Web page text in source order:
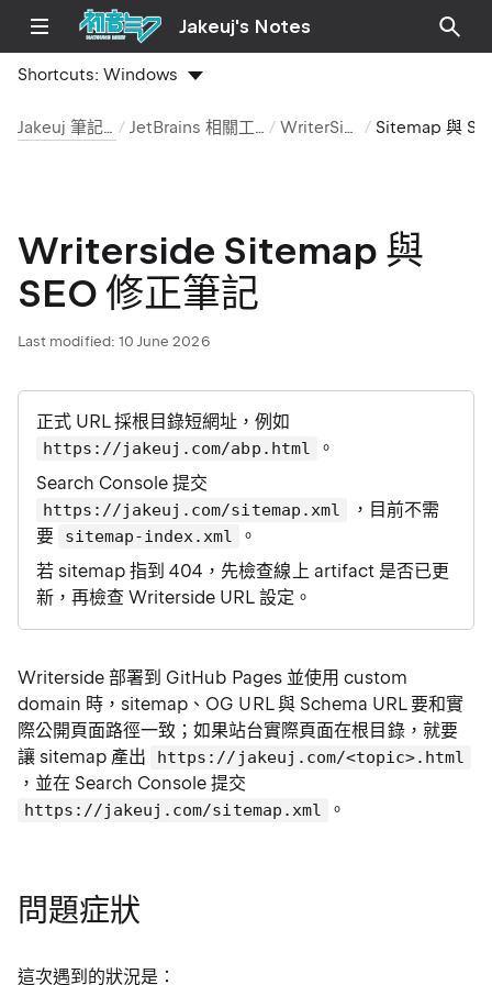
Jakeuj's Notes
Shortcuts:Windows
Jakeuj 筆記本 JetBrains 相關工具 WriterSide
Writerside Sitemap 與
SEO 修正筆記
Last modified: 10 June 2026
正式 URL 採根目錄短網址，例如
https://jakeuj.com/abp.html
。
Search Console 提交
https://jakeuj.com/sitemap.xml
，目前不需
要
sitemap-index.xml
。
若 sitemap 指到 404，先檢查線上 artifact 是否已更
新，再檢查 Writerside URL 設定。
Writerside 部署到 GitHub Pages 並使用 custom
domain 時，sitemap、OG URL 與 Schema URL 要和實
際公開頁面路徑一致；如果站台實際頁面在根目錄，就要
讓 sitemap 產出
https://jakeuj.com/<topic>.html
，並在 Search Console 提交
https://jakeuj.com/sitemap.xml 。
問題症狀
這次遇到的狀況是：